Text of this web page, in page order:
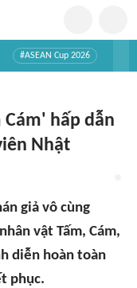
#ASEAN Cup 2026
hấp dẫn
Nhật
giả vô cùng
vật Tấm, Cám,
diễn hoàn toàn
phục.